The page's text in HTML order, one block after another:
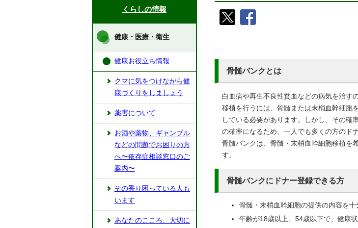
骨髄バンクとは
白血病や再生不良性貧血などの病気を治す
移植を行うには、骨髄または末梢血幹細胞
している必要があります。しかし、その確
の確率になるため、一人でも多くの方のド
骨髄バンクは、骨髄・末梢血幹細胞移植を
す。
骨髄バンクにドナー登録できる方
骨髄・末梢血幹細胞の提供の内容を
年齢が18歳以上、54歳以下で、健康
くらしの情報
健康・医療・衛生
健康お役立ち情報
クマに気をつけながら健
康づくりをしましょう
薬害について
お酒や薬物、ギャンブル
などの問題でお困りの方
へ〜依存症相談窓口のご
案内〜
その香り困っている人も
います
あなたのこころ、大切に